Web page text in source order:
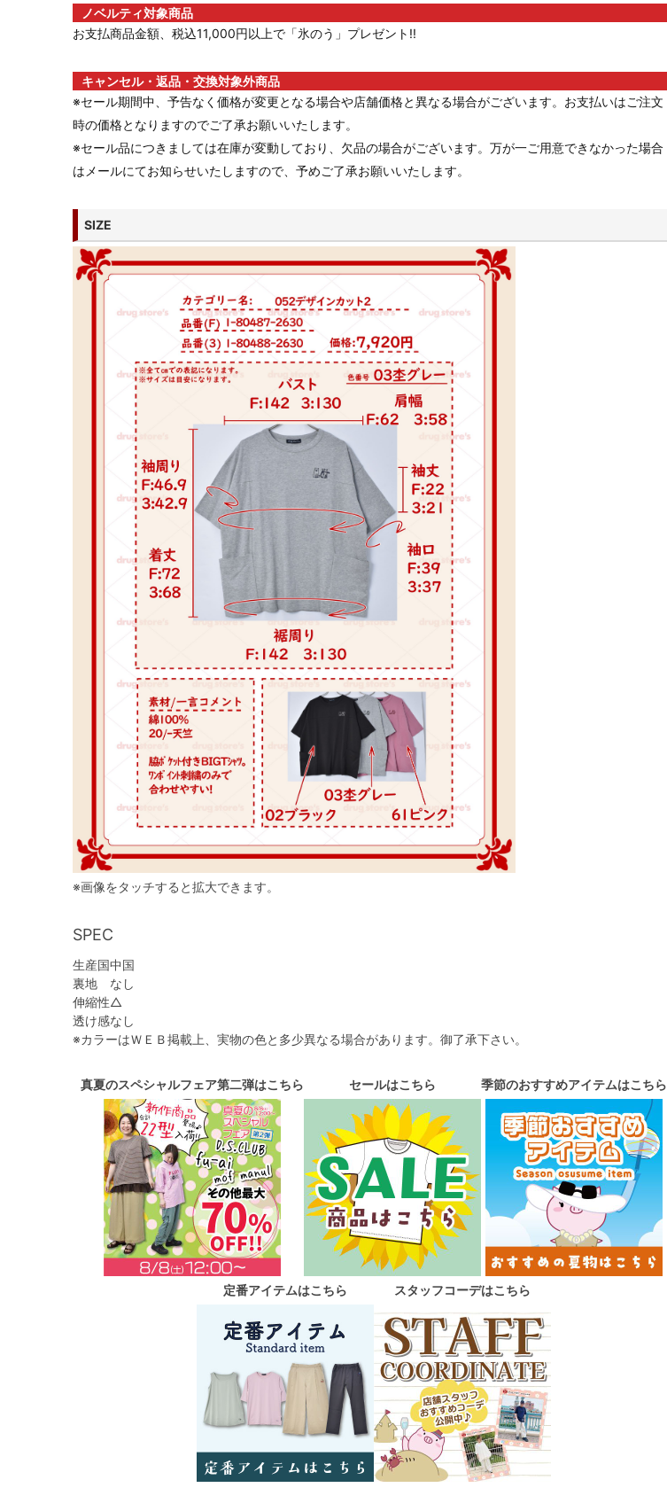
ノベルティ対象商品
お支払商品金額、税込11,000円以上で「氷のう」プレゼント!!
キャンセル・返品・交換対象外商品
※セール期間中、予告なく価格が変更となる場合や店舗価格と異なる場合がございます。お支払いはご注文
時の価格となりますのでご了承お願いいたします。
※セール品につきましては在庫が変動しており、欠品の場合がございます。万が一ご用意できなかった場合
はメールにてお知らせいたしますので、予めご了承お願いいたします。
SIZE
※画像をタッチすると拡大できます。
SPEC
生産国中国
裏地
なし
伸縮性△
透け感なし
※カラーはＷＥＢ掲載上、実物の色と多少異なる場合があります。御了承下さい。
真夏のスペシャルフェア第二弾はこちら セールはこちら 季節のおすすめアイテムはこちら
定番アイテムはこちら スタッフコーデはこちら